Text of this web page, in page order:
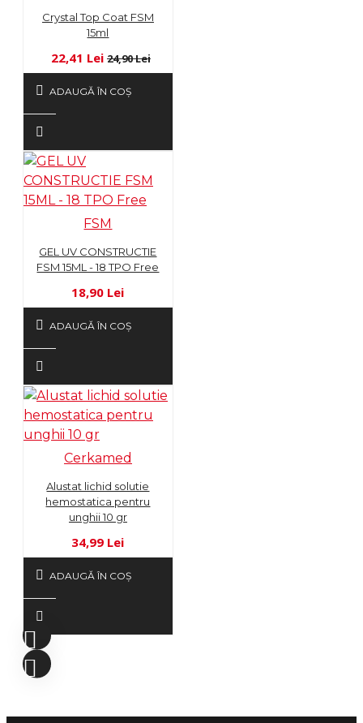
Crystal Top Coat FSM
15ml
22,41 Lei 24,90 Lei
ADAUGĂ ÎN COŞ
FSM
GEL UV CONSTRUCTIE
FSM 15ML - 18 TPO Free
18,90 Lei
ADAUGĂ ÎN COŞ
Cerkamed
Alustat lichid solutie
hemostatica pentru
unghii 10 gr
34,99 Lei
ADAUGĂ ÎN COŞ